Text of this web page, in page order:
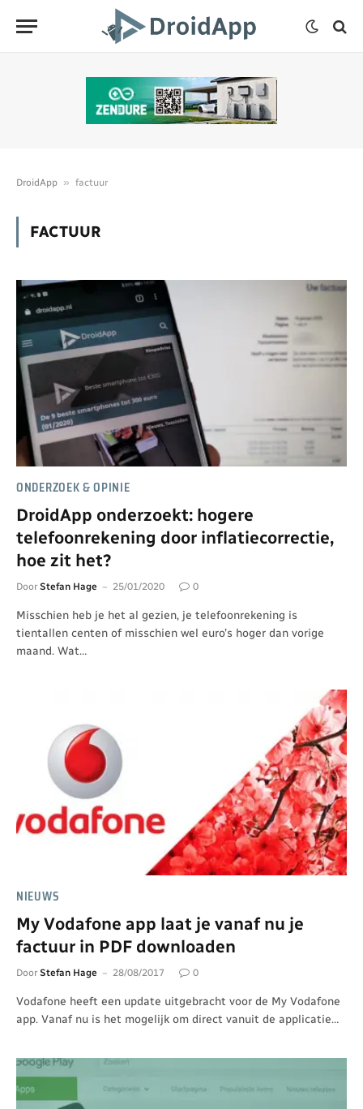
DroidApp » factuur
FACTUUR
ONDERZOEK & OPINIE
DroidApp onderzoekt: hogere
telefoonrekening door inflatiecorrectie,
hoe zit het?
Door Stefan Hage 25/01/2020 0
Misschien heb je het al gezien, je telefoonrekening is
tientallen centen of misschien wel euro’s hoger dan vorige
maand. Wat…
NIEUWS
My Vodafone app laat je vanaf nu je
factuur in PDF downloaden
Door Stefan Hage 28/08/2017 0
Vodafone heeft een update uitgebracht voor de My Vodafone
app. Vanaf nu is het mogelijk om direct vanuit de applicatie…